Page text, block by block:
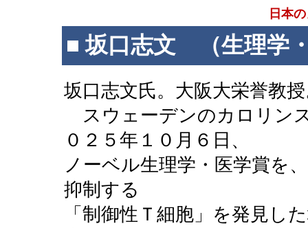
日本
■ 坂口志文 （生理学
坂口志文氏。大阪大栄誉教
スウェーデンのカロリン
０２５年１０月６日、
ノーベル生理学・医学賞を
抑制する
「制御性Ｔ細胞」を発見し